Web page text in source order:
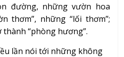
đường, những vườn hoa
thơm”, những “lối thơm”;
“phòng hương”.
lần nói tới những không